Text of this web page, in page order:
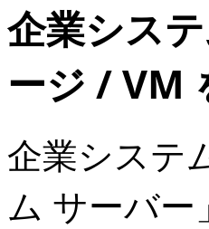
企業シス
ージ / VM
企業システ
ム サーバ